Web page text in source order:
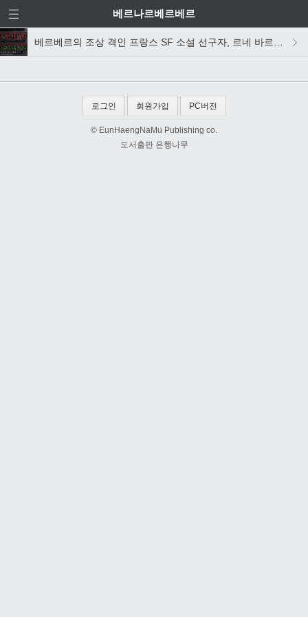
베르나르베르베르
베르베르의 조상 격인 프랑스 SF 소설 선구자, 르네 바르자벨의 <대재난>
로그인 회원가입 PC버전
© EunHaengNaMu Publishing co.
도서출판 은행나무